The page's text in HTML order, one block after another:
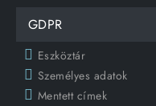
GDPR
Eszköztár
Személyes adatok
Mentett címek